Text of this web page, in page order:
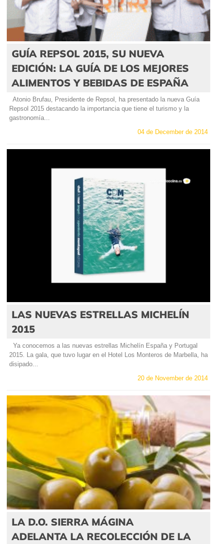
GUÍA REPSOL 2015, SU NUEVA
EDICIÓN: LA GUÍA DE LOS MEJORES
ALIMENTOS Y BEBIDAS DE ESPAÑA
Atonio Brufau, Presidente de Repsol, ha presentado la nueva Guía
Repsol 2015 destacando la importancia que tiene el turismo y la
gastronomía...
04 de December de 2014
LAS NUEVAS ESTRELLAS MICHELÍN
2015
Ya conocemos a las nuevas estrellas Michelín España y Portugal
2015. La gala, que tuvo lugar en el Hotel Los Monteros de Marbella, ha
disipado...
20 de November de 2014
LA D.O. SIERRA MÁGINA
ADELANTA LA RECOLECCIÓN DE LA